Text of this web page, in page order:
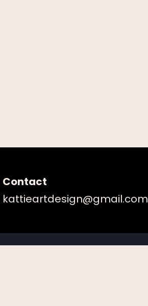
Contact
kattieartdesign@gmail.com